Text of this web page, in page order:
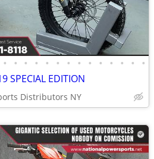
• • • • • • • • • • • • • •
SPECIAL EDITION
Distributors NY